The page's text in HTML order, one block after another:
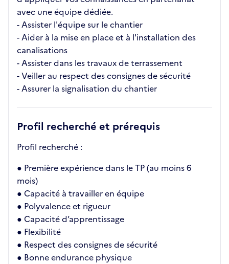
avec une équipe dédiée.
- Assister l'équipe sur le chantier
- Aider à la mise en place et à l'installation des
canalisations
- Assister dans les travaux de terrassement
- Veiller au respect des consignes de sécurité
- Assurer la signalisation du chantier
Profil recherché et prérequis
Profil recherché :
● Première expérience dans le TP (au moins 6
mois)
● Capacité à travailler en équipe
● Polyvalence et rigueur
● Capacité d’apprentissage
● Flexibilité
● Respect des consignes de sécurité
● Bonne endurance physique